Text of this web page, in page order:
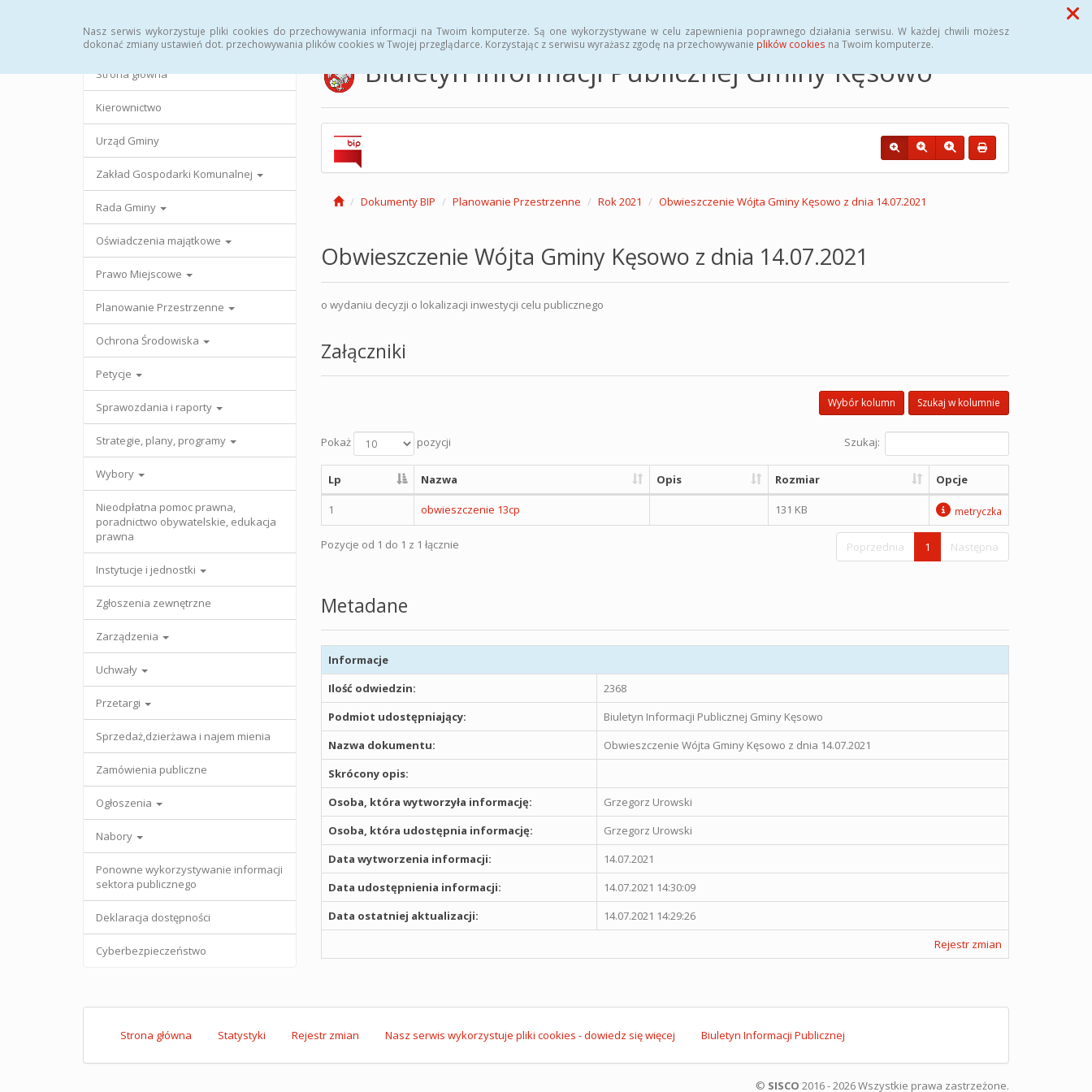
Nasz serwis wykorzystuje pliki cookies do przechowywania informacji na Twoim komputerze. Są one wykorzystywane w celu zapewnienia poprawnego działania serwisu. W każdej chwili możesz
dokonać zmiany ustawień dot. przechowywania plików cookies w Twojej przeglądarce. Korzystając z serwisu wyrażasz zgodę na przechowywanie plików cookies na Twoim komputerze.
Strona główna
Kierownictwo
Urząd Gminy
Zakład Gospodarki Komunalnej
Rada Gminy
Oświadczenia majątkowe
Prawo Miejscowe
Planowanie Przestrzenne
Ochrona Środowiska
Petycje
Sprawozdania i raporty
Strategie, plany, programy
Wybory
Nieodpłatna pomoc prawna,
poradnictwo obywatelskie, edukacja
prawna
Instytucje i jednostki
Zgłoszenia zewnętrzne
Zarządzenia
Uchwały
Przetargi
Sprzedaż,dzierżawa i najem mienia
Zamówienia publiczne
Ogłoszenia
Nabory
Ponowne wykorzystywanie informacji
sektora publicznego
Deklaracja dostępności
Cyberbezpieczeństwo
Biuletyn Informacji Publicznej Gminy Kęsowo
Dokumenty BIP Planowanie Przestrzenne Rok 2021 Obwieszczenie Wójta Gminy Kęsowo z dnia 14.07.2021
Obwieszczenie Wójta Gminy Kęsowo z dnia 14.07.2021
o wydaniu decyzji o lokalizacji inwestycji celu publicznego
Załączniki
Szukaj w kolumnie
Wybór kolumn
Pokaż pozycji Szukaj:
Lp Nazwa Opis Rozmiar Opcje
1 obwieszczenie 13cp 131 KB metryczka
Pozycje od 1 do 1 z 1 łącznie Poprzednia 1 Następna
Metadane
Informacje
Ilość odwiedzin:
2368
Podmiot udostępniający:
Biuletyn Informacji Publicznej Gminy Kęsowo
Nazwa dokumentu:
Obwieszczenie Wójta Gminy Kęsowo z dnia 14.07.2021
Skrócony opis:
Osoba, która wytworzyła informację:
Grzegorz Urowski
Osoba, która udostępnia informację:
Grzegorz Urowski
Data wytworzenia informacji:
14.07.2021
Data udostępnienia informacji:
14.07.2021 14:30:09
Data ostatniej aktualizacji:
14.07.2021 14:29:26
Rejestr zmian
Strona główna Statystyki Rejestr zmian Nasz serwis wykorzystuje pliki cookies - dowiedz się więcej Biuletyn Informacji Publicznej
© SISCO 2016 - 2026 Wszystkie prawa zastrzeżone.